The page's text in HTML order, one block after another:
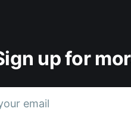
up for
email